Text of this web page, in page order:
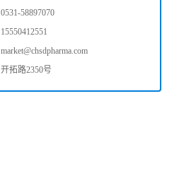
0531-58897070
15550412551
market@chsdpharma.com
开拓路2350号